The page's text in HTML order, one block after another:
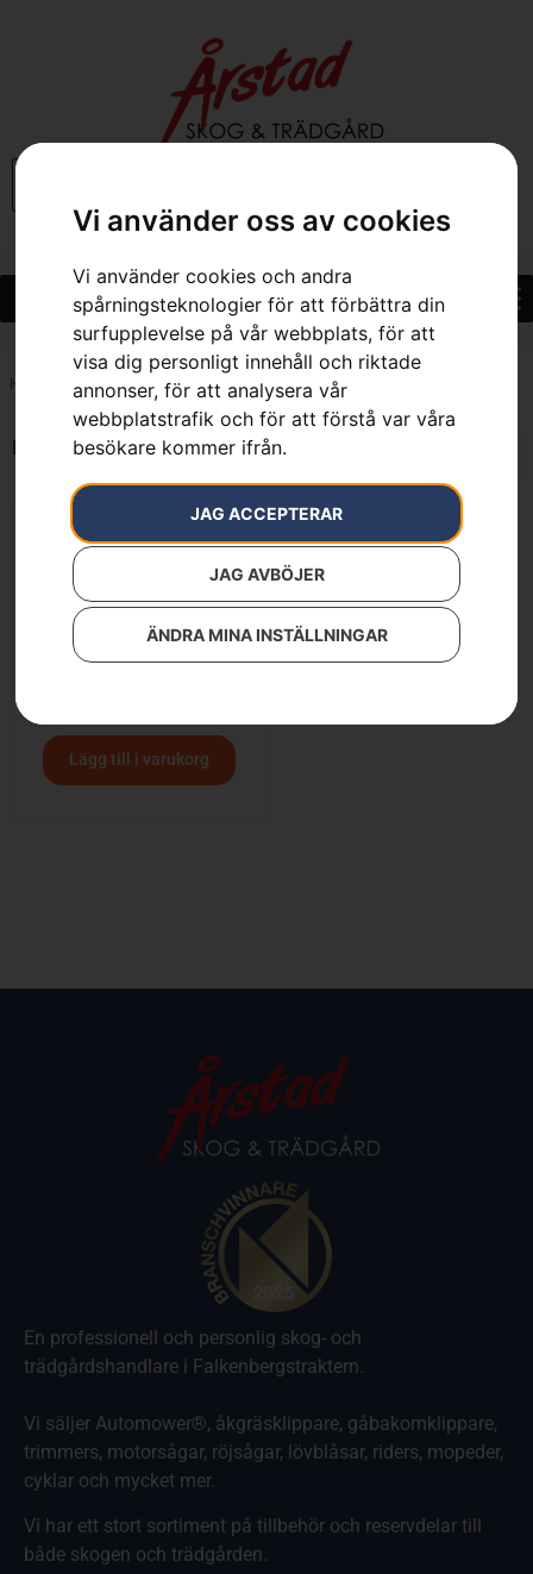
Vi använder oss av cookies
Vi använder cookies och andra
spårningsteknologier för att förbättra din
surfupplevelse på vår webbplats, för att
visa dig personligt innehåll och riktade
annonser, för att analysera vår
webbplatstrafik och för att förstå var våra
besökare kommer ifrån.
JAG ACCEPTERAR
JAG AVBÖJER
ÄNDRA MINA INSTÄLLNINGAR
Hem 7333377554238
Endast ett sökresultat
Lägg till i varukorg
En professionell och personlig skog- och
trädgårdshandlare i Falkenbergstraktern.
Vi säljer Automower®, åkgräsklippare, gåbakomklippare,
trimmers, motorsågar, röjsågar, lövblåsar, riders, mopeder,
cyklar och mycket mer.
Vi har ett stort sortiment på tillbehör och reservdelar till
både skogen och trädgården.